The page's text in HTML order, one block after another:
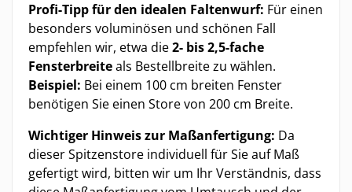
Profi-Tipp für den idealen Faltenwurf: Für einen
besonders voluminösen und schönen Fall
empfehlen wir, etwa die2- bis 2,5-fache
Fensterbreiteals Bestellbreite zu wählen.
Beispiel: Bei einem 100 cm breiten Fenster
benötigen Sie einen Store von 200 cm Breite.
Wichtiger Hinweis zur Maßanfertigung: Da
dieser Spitzenstore individuell für Sie auf Maß
gefertigt wird, bitten wir um Ihr Verständnis, dass